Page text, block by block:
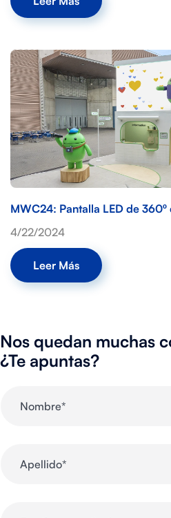
MWC24: Pantalla LED de
4/22/2024
Leer Más
Nos quedan muchas
¿Te apuntas?